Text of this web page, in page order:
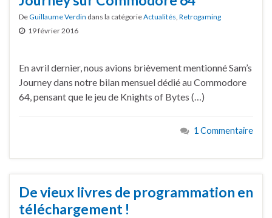
DeGuillaume Verdin dans la catégorieActualités Retrogaming
19 février 2016
En avril dernier, nous avions brièvement mentionné Sam’s
Journey dans notre bilan mensuel dédié au Commodore
64, pensant que le jeu de Knights of Bytes (…)
1 Commentaire
De vieux livres de programmation en
téléchargement !